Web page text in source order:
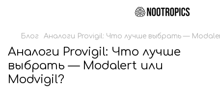
Блог Аналоги Provigil: Что лучше выбрать —
Аналоги Provigil: Что лучше
выбрать — Modalert или
Modvigil?